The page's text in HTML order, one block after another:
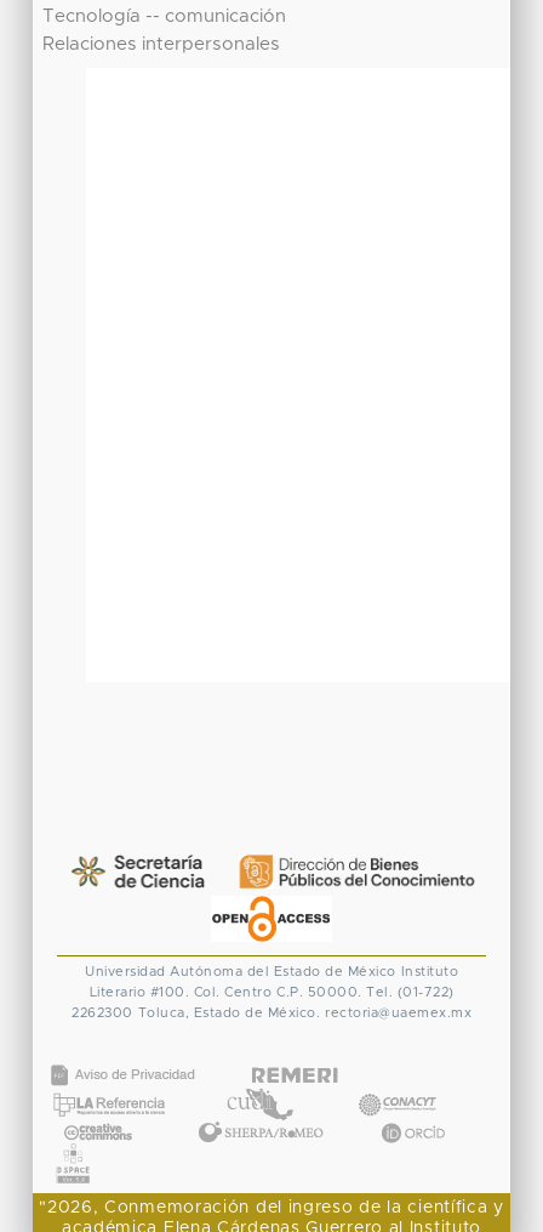
Tecnología -- comunicación
Relaciones interpersonales
Universidad Autónoma del Estado de México
Instituto
Literario #100. Col. Centro C.P. 50000. Tel. (01-722)
2262300 Toluca, Estado de México. rectoria@uaemex.mx
"2026, Conmemoración del ingreso de la científica y
académica Elena Cárdenas Guerrero al Instituto